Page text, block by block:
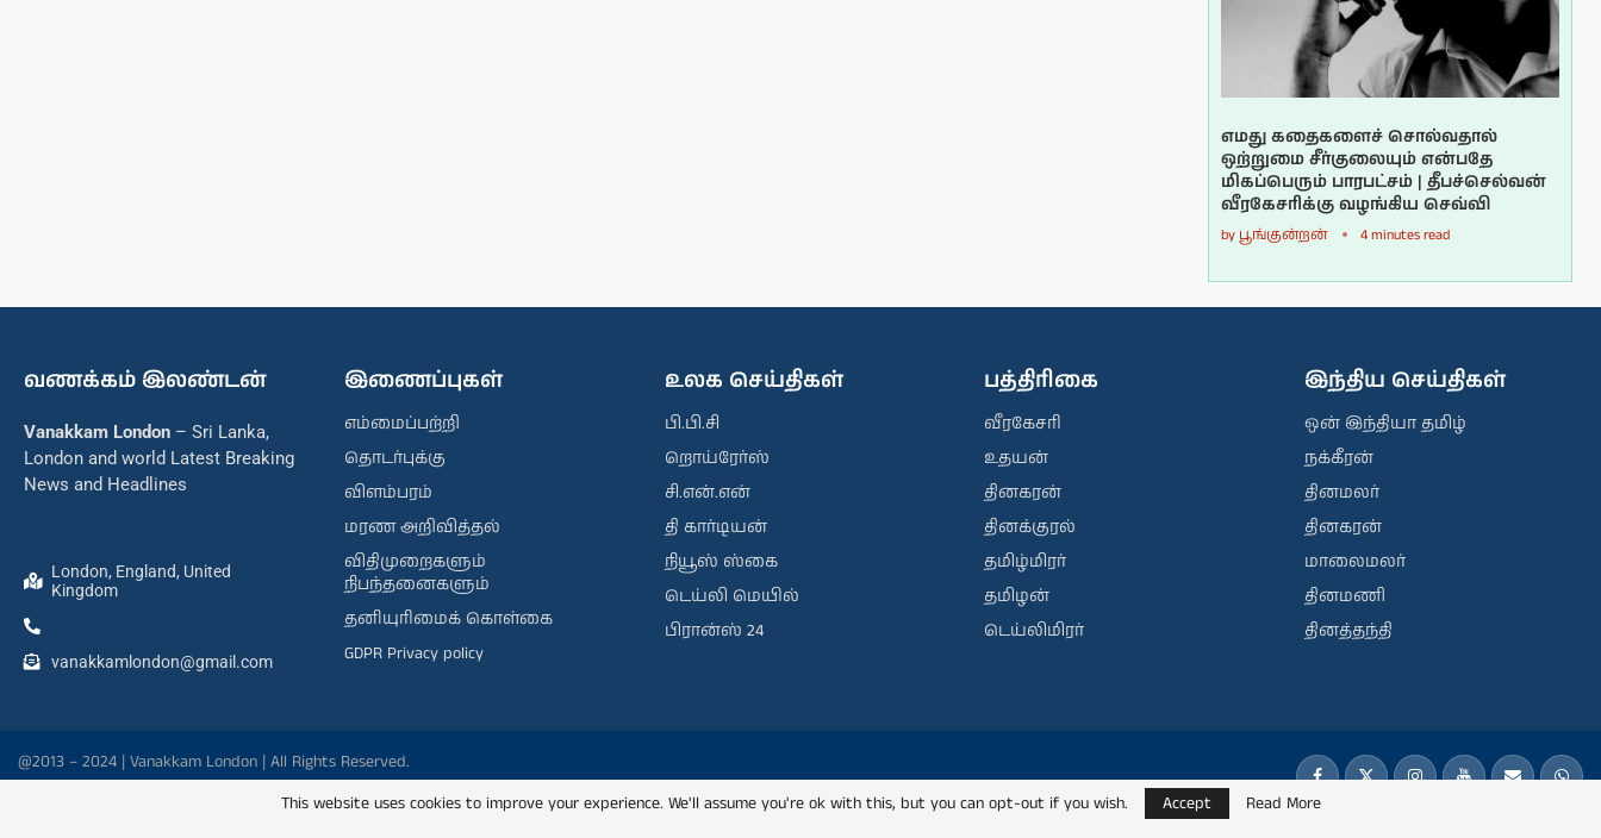
எமது கதைகளைச் சொல்வதால்
ஒற்றுமை சீர்குலையும் என்பதே
மிகப்பெரும் பாரபட்சம் | தீபச்செல்வன்
வீரகேசரிக்கு வழங்கிய செவ்வி
by பூங்குன்றன் 4 minutes read
வணக்கம் இலண்டன்
Vanakkam London – Sri Lanka,
London and world Latest Breaking
News and Headlines
London, England, United
Kingdom
vanakkamlondon@gmail.com
இணைப்புகள்
எம்மைப்பற்றி
தொடர்புக்கு
விளம்பரம்
மரண அறிவித்தல்
விதிமுறைகளும்
நிபந்தனைகளும்
தனியுரிமைக் கொள்கை
GDPR Privacy policy
உலக செய்திகள்
பி.பி.சி
றொய்ரேர்ஸ்
சி.என்.என்
தி கார்டியன்
நியூஸ் ஸ்கை
டெய்லி மெயில்
பிரான்ஸ் 24
பத்திரிகை
வீரகேசரி
உதயன்
தினகரன்
தினக்குரல்
தமிழ்மிரர்
தமிழன்
டெய்லிமிரர்
இந்திய செய்திகள்
ஒன் இந்தியா தமிழ்
நக்கீரன்
தினமலர்
தினகரன்
மாலைமலர்
தினமணி
தினத்தந்தி
@2013 – 2024 | Vanakkam London | All Rights Reserved.
This website uses cookies to improve your experience. We'll assume you're ok with this, but you can opt-out if you wish.
Accept Read More